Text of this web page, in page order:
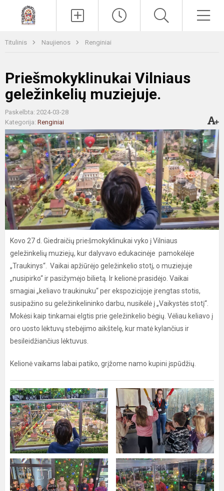
Titulinis Naujienos Renginiai
Priešmokyklinukai Vilniaus
geležinkelių muziejuje.
Paskelbta: 2024-03-28
Kategorija: Renginiai
Kovo 27 d. Giedraičių priešmokyklinukai vyko į Vilniaus
geležinkelių muziejų, kur dalyvavo edukacinėje pamokėlėje
„Traukinys“. Vaikai apžiūrėjo geležinkelio stotį, o muziejuje
„nusipirko“ ir pasižymėjo bilietą. Ir kelionė prasidėjo. Vaikai
smagiai „keliavo traukinuku“ per ekspozicijoje įrengtas stotis,
susipažino su geležinkelininko darbu, nusikėlė į „Vaikystės stotį“.
Mokėsi kaip tinkamai elgtis prie geležinkelio bėgių. Vėliau keliavo į
oro uosto lėktuvų stebėjimo aikštelę, kur matė kylančius ir
besileidžiančius lėktuvus.
Kelionė vaikams labai patiko, grįžome namo kupini įspūdžių.